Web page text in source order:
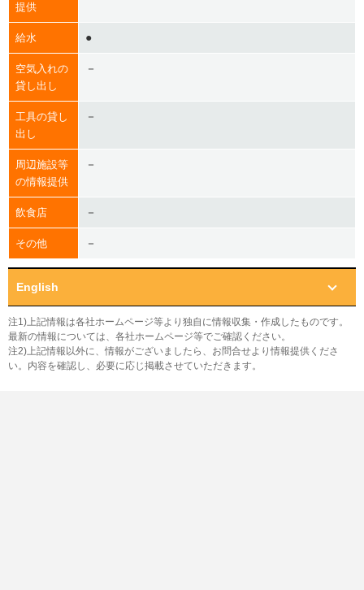
提供
給水 ●
空気入れの
貸し出し
－
工具の貸し
出し
－
周辺施設等
の情報提供
－
飲食店 －
その他 －
English
注1)上記情報は各社ホームページ等より独自に情報収集・作成したものです。
最新の情報については、各社ホームページ等でご確認ください。
注2)上記情報以外に、情報がございましたら、お問合せより情報提供くださ
い。内容を確認し、必要に応じ掲載させていただきます。